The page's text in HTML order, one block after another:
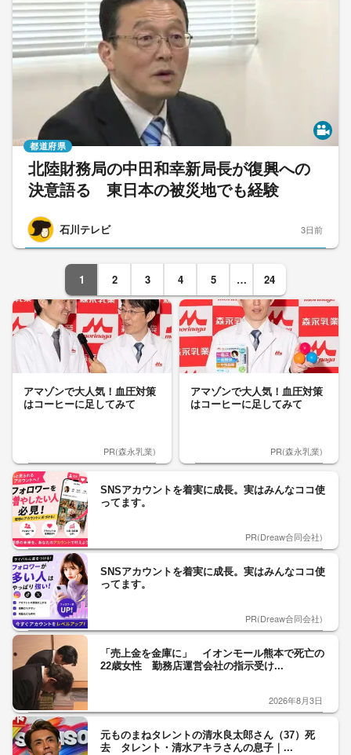
北陸財務局の中田和幸新局長が復興への
決意語る 東日本の被災地でも経験
石川テレビ
都道府県
3日前
1 2 3 4 5 … 24
アマゾンで大人気！血圧対策
はコーヒーに足してみて
PR(森永乳業)
アマゾンで大人気！血圧対策
はコーヒーに足してみて
PR(森永乳業)
SNSアカウントを着実に成長。実はみんなココ使
ってます。
PR(Dreaw合同会社)
SNSアカウントを着実に成長。実はみんなココ使
ってます。
PR(Dreaw合同会社)
「売上金を金庫に」 イオンモール熊本で死亡の
22歳女性 勤務店運営会社の指示受け...
2026年8月3日
元ものまねタレントの清水良太郎さん（37）死
去 タレント・清水アキラさんの息子｜...